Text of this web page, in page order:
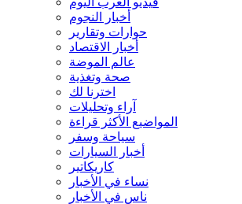
أخبار النجوم
حوارات وتقارير
أخبار الاقتصاد
عالم الموضة
صحة وتغذية
اخترنا لك
آراء وتحليلات
المواضيع الأكثر قراءة
سياحة وسفر
أخبار السيارات
كاريكاتير
نساء في الأخبار
ناس في الأخبار